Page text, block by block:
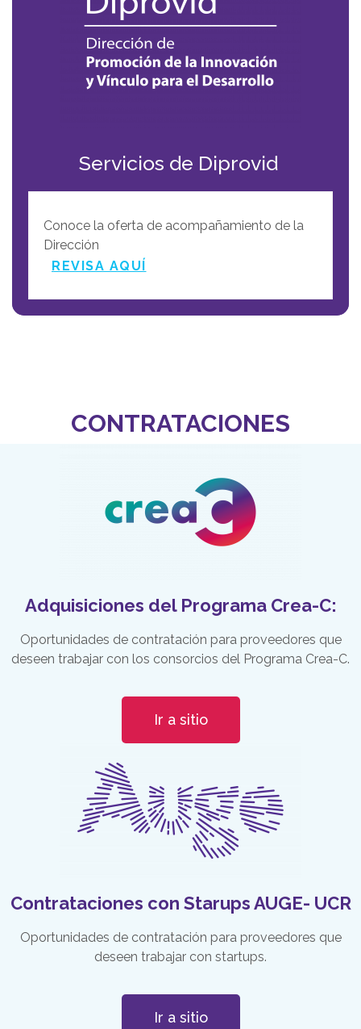
Servicios de Diprovid
Conoce la oferta de acompañamiento de la
Dirección
REVISA AQUÍ
CONTRATACIONES
Adquisiciones del Programa Crea-C:
Oportunidades de contratación para proveedores que
deseen trabajar con los consorcios del Programa Crea-C.
Ir a sitio
Contrataciones con Starups AUGE- UCR
Oportunidades de contratación para proveedores que
deseen trabajar con startups.
Ir a sitio